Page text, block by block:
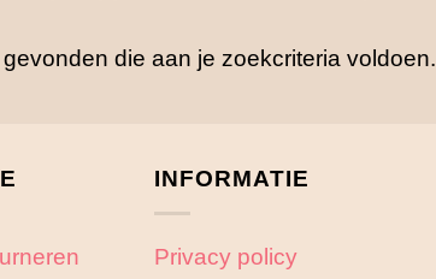
die aan je zoekcriteria voldoen.
INFORMATIE
Privacy policy